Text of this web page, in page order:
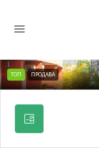
ТОП ПРОДАВА